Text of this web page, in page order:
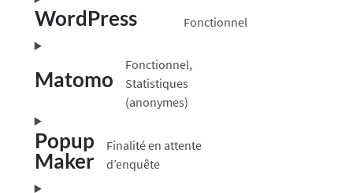
WordPress Fonctionnel
Matomo
Fonctionnel,
Statistiques
(anonymes)
Popup
Maker
Finalité en attente
d’enquête